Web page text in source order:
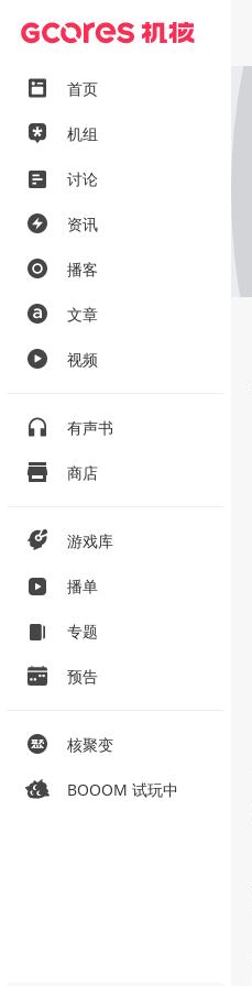
首页
机组
讨论
资讯
播客
文章
视频
有声书
商店
游戏库
播单
专题
预告
核聚变
BOOOM 试玩中